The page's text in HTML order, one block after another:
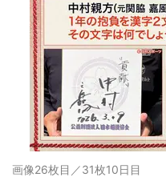
画像26枚目／31枚10日目